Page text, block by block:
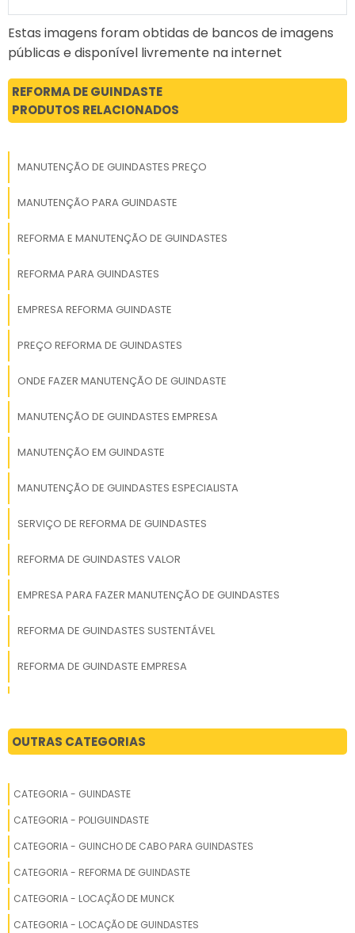
Estas imagens foram obtidas de bancos de imagens
públicas e disponível livremente na internet
REFORMA DE GUINDASTE
PRODUTOS RELACIONADOS
MANUTENÇÃO DE GUINDASTES PREÇO
MANUTENÇÃO PARA GUINDASTE
REFORMA E MANUTENÇÃO DE GUINDASTES
REFORMA PARA GUINDASTES
EMPRESA REFORMA GUINDASTE
PREÇO REFORMA DE GUINDASTES
ONDE FAZER MANUTENÇÃO DE GUINDASTE
MANUTENÇÃO DE GUINDASTES EMPRESA
MANUTENÇÃO EM GUINDASTE
MANUTENÇÃO DE GUINDASTES ESPECIALISTA
SERVIÇO DE REFORMA DE GUINDASTES
REFORMA DE GUINDASTES VALOR
EMPRESA PARA FAZER MANUTENÇÃO DE GUINDASTES
REFORMA DE GUINDASTES SUSTENTÁVEL
REFORMA DE GUINDASTE EMPRESA
EMPRESA PARA FAZER REFORMA DE GUINDASTES
REFORMA DE GUINDASTE ONDE FAZER
PREÇO MANUTENÇÃO DE GUINDASTES
OUTRAS CATEGORIAS
CATEGORIA - GUINDASTE
CATEGORIA - POLIGUINDASTE
CATEGORIA - GUINCHO DE CABO PARA GUINDASTES
CATEGORIA - REFORMA DE GUINDASTE
CATEGORIA - LOCAÇÃO DE MUNCK
CATEGORIA - LOCAÇÃO DE GUINDASTES